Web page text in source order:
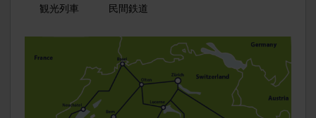
観光列車 民間鉄道